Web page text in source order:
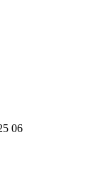
06